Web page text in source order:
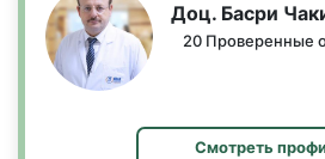
Доц. Басри
20 Проверенные
Смотреть